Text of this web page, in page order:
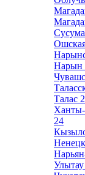
Нарын
Талас
24
Улытау